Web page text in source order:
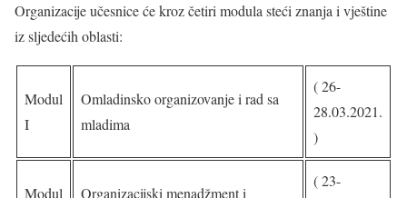
Organizacije učesnice će kroz četiri modula steći znanja i vještine
iz sljedećih oblasti:
Modul
I
Omladinsko organizovanje i rad sa
mladima
( 26-
28.03.2021.
)
Modul
Organizacijski menadžment i
( 23-